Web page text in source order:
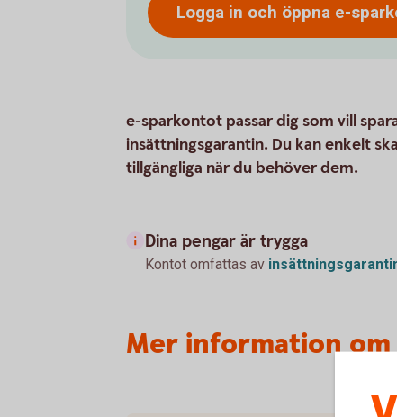
Logga in och öppna e-
e-sparkontot passar dig som vill
insättningsgarantin. Du kan enkelt
tillgängliga när du behöver dem.
Dina pengar är trygga
Kontot omfattas av
Mer information